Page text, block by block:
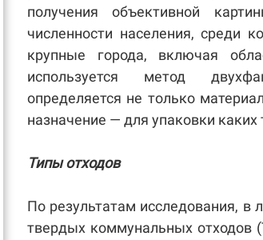
получения объективной
численности населения, среди
крупные города, включая
используется метод
определяется не только
назначение — для упаковки
Типы отходов
По результатам исследования, в
твердых коммунальных отходов